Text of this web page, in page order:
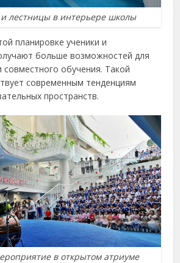
лестницы в интерьере школы
планировке ученики и
больше возможностей для
совместного обучения. Такой
современным тенденциям
пространств.
в открытом атриуме